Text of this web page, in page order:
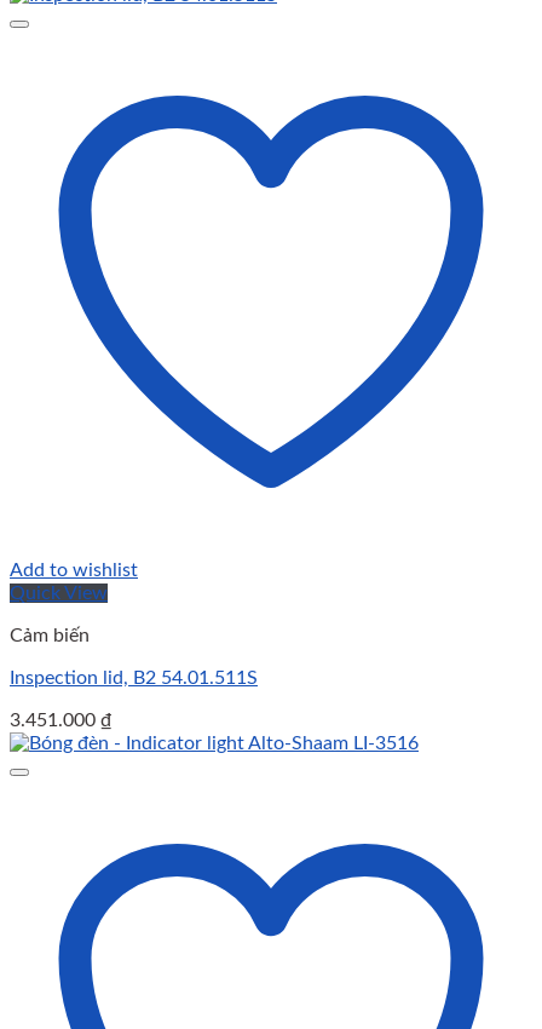
Add to wishlist
Quick View
Cảm biến
Inspection lid, B2 54.01.511S
3.451.000 ₫